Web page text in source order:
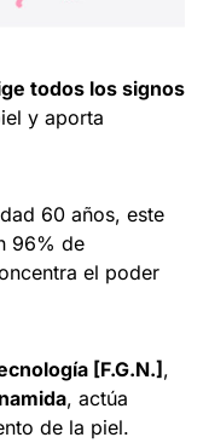
todos los signos
y aporta
60 años, este
96% de
el poder
[F.G.N.] ,
, actúa
de la piel.